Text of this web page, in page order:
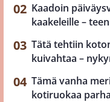
Kaadoin
kaakeleille –
Tätä tehtiin
kuivahtaa –
Tämä vanha
kotiruokaa